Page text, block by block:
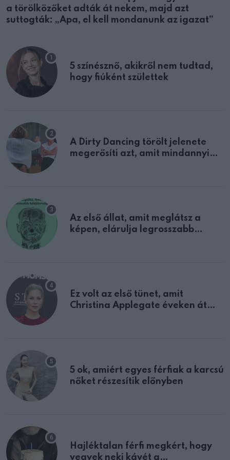
a törölközőket adták át nekem, majd azt
suttogták: „Apa, el kell mondanunk az igazat”
5 színésznő, akikről nem tudtad,
hogy fiúként születtek
A Dirty Dancing törölt jelenete
megerősíti azt, amit mindannyian
Az első állat, amit meglátsz a
képen, elárulja legrosszabb
Ez volt az első tünet, amit
Christina Applegate éveken át
5 ok, amiért egyes férfiak a karcsú
nőket részesítik előnyben
Hajléktalan férfi megkért, hogy
vegyek neki kávét a